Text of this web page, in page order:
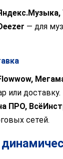
— для
или доставку.
ПРО,
сетей.